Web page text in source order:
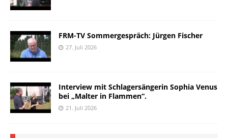
FRM-TV Sommergespräch: Jürgen Fischer
27. Juli 2026
Interview mit Schlagersängerin Sophia Venus
bei „Malter in Flammen“.
21. Juli 2026